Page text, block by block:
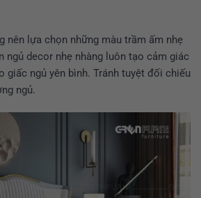
nên lựa chọn những màu trầm ấm nhẹ
ngủ decor nhẹ nhàng luôn tạo cảm giác
giấc ngủ yên bình. Tránh tuyệt đối chiếu
ngủ.